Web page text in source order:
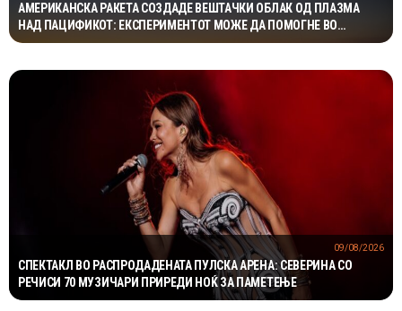
АМЕРИКАНСКА РАКЕТА СОЗДАДЕ ВЕШТАЧКИ ОБЛАК ОД ПЛАЗМА
НАД ПАЦИФИКОТ: ЕКСПЕРИМЕНТОТ МОЖЕ ДА ПОМОГНЕ ВО
ЗАШТИТАТА НА САТЕЛИТИТЕ
СПЕКТАКЛ ВО РАСПРОДАДЕНАТА ПУЛСКА АРЕНА: СЕВЕРИНА СО
РЕЧИСИ 70 МУЗИЧАРИ ПРИРЕДИ НОЌ ЗА ПАМЕТЕЊЕ
09/08/2026